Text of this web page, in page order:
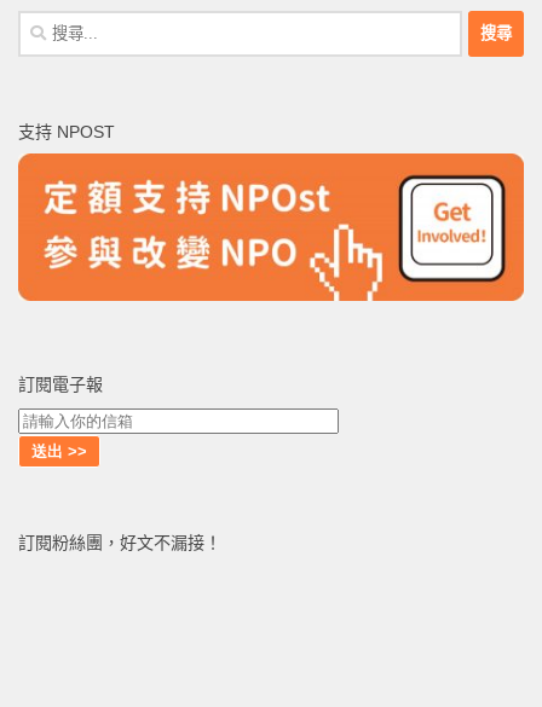
搜
尋
字:
支持 NPOST
訂閱電子報
訂閱粉絲團，好文不漏接！